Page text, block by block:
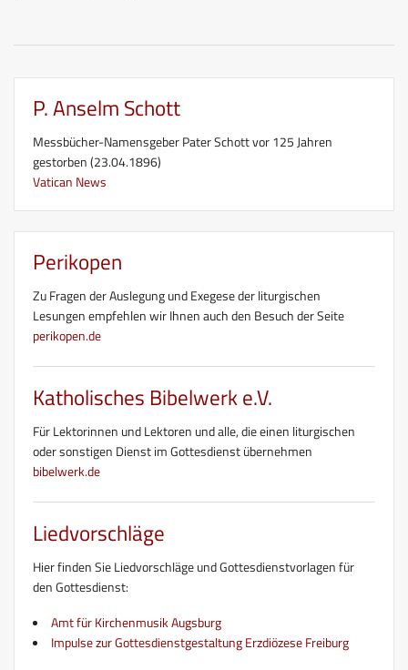
P. Anselm Schott
Messbücher-Namensgeber Pater Schott vor 125 Jahren
gestorben (23.04.1896)
Vatican News
Perikopen
Zu Fragen der Auslegung und Exegese der liturgischen
Lesungen empfehlen wir Ihnen auch den Besuch der Seite
perikopen.de
Katholisches Bibelwerk e.V.
Für Lektorinnen und Lektoren und alle, die einen liturgischen
oder sonstigen Dienst im Gottesdienst übernehmen
bibelwerk.de
Liedvorschläge
Hier finden Sie Liedvorschläge und Gottesdienstvorlagen für
den Gottesdienst:
Amt für Kirchenmusik Augsburg
Impulse zur Gottesdienstgestaltung Erzdiözese Freiburg